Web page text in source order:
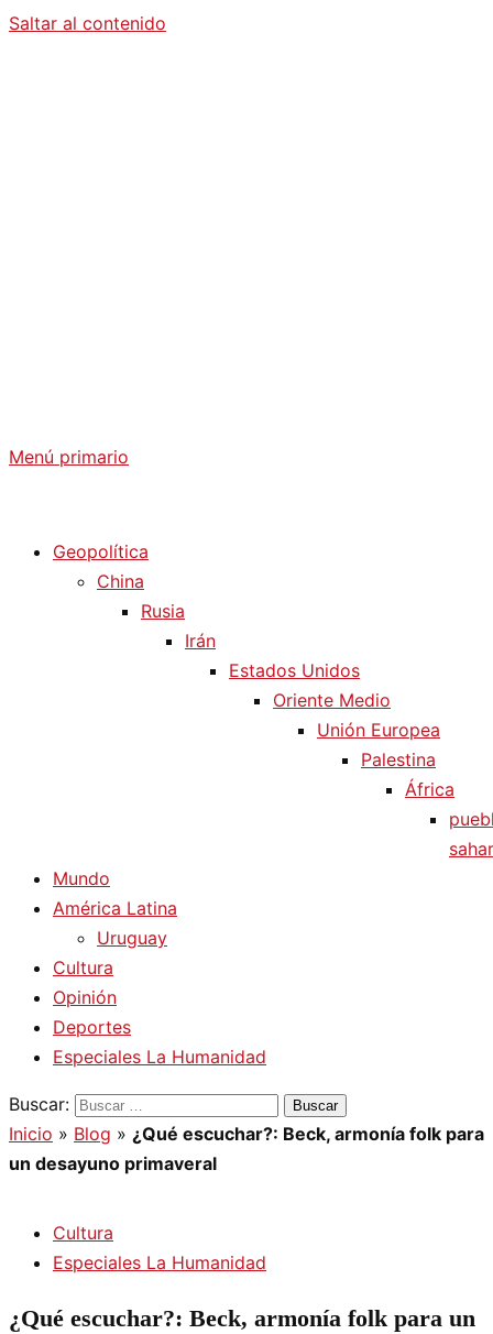
Saltar al contenido
Menú primario
Geopolítica
China
Rusia
Irán
Estados Unidos
Oriente Medio
Unión Europea
Palestina
África
Mundo
América Latina
Uruguay
Cultura
Opinión
Deportes
Especiales La Humanidad
Buscar:
Inicio » Blog » ¿Qué escuchar?: Beck, armonía folk para
un desayuno primaveral
Cultura
Especiales La Humanidad
¿Qué escuchar?: Beck, armonía folk para un